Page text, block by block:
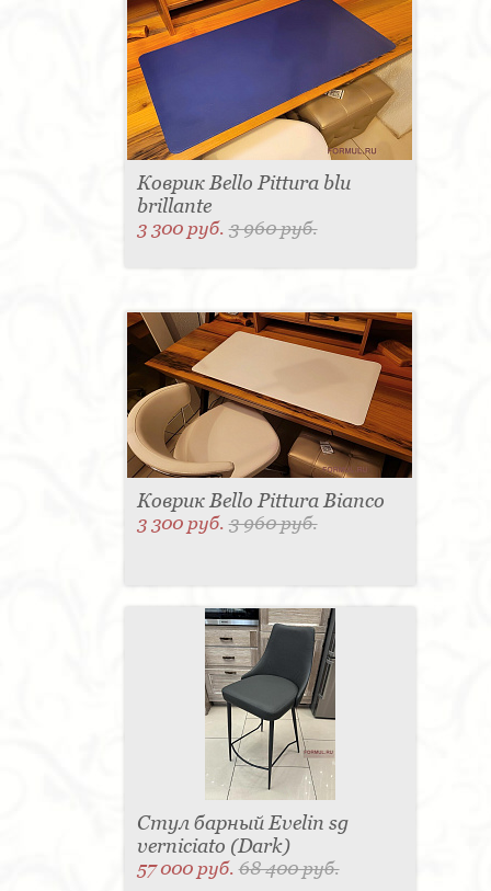
Коврик Bello Pittura blu
brillante
3 300 руб.3 960 руб.
Коврик Bello Pittura Bianco
3 300 руб.3 960 руб.
Стул барный Evelin sg
verniciato (Dark)
57 000 руб.68 400 руб.